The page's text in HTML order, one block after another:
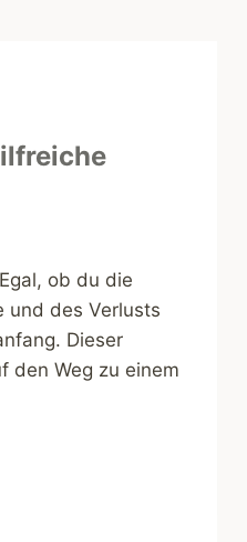
ob du die
und des Verlusts
Dieser
den Weg zu einem